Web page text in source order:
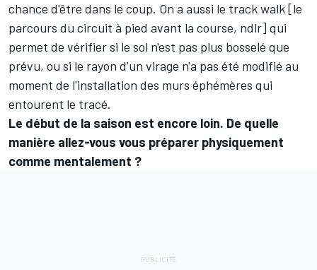
chance d'être dans le coup. On a aussi le track walk [le
parcours du circuit à pied avant la course, ndlr] qui
permet de vérifier si le sol n'est pas plus bosselé que
prévu, ou si le rayon d'un virage n'a pas été modifié au
moment de l'installation des murs éphémères qui
entourent le tracé.
Le début de la saison est encore loin. De quelle
manière allez-vous vous préparer physiquement
comme mentalement ?